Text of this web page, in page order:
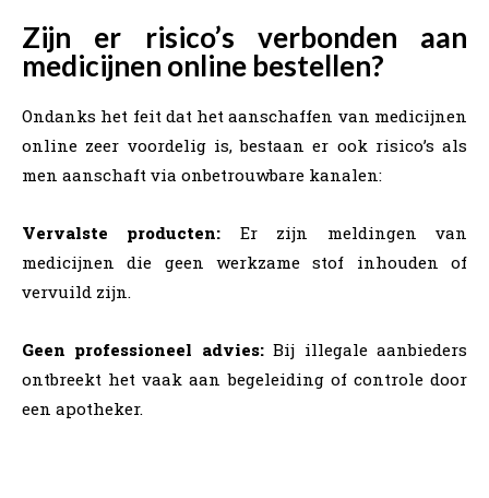
Zijn er risico’s verbonden aan
medicijnen online bestellen?
Ondanks het feit dat het aanschaffen van medicijnen
online zeer voordelig is, bestaan er ook risico’s als
men aanschaft via onbetrouwbare kanalen:
Vervalste producten: Er zijn meldingen van
medicijnen die geen werkzame stof inhouden of
vervuild zijn.
Geen professioneel advies:Bij illegale aanbieders
ontbreekt het vaak aan begeleiding of controle door
een apotheker.